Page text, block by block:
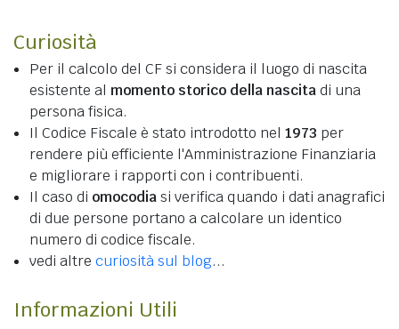
Curiosità
Per il calcolo del CF si considera il luogo di nascita
esistente al momento storico della nascitadi una
persona fisica.
Il Codice Fiscale è stato introdotto nel 1973 per
rendere più efficiente l'Amministrazione Finanziaria
e migliorare i rapporti con i contribuenti.
Il caso di omocodiasi verifica quando i dati anagrafici
di due persone portano a calcolare un identico
numero di codice fiscale.
vedi altre curiosità sul blog...
Informazioni Utili